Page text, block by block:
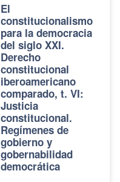
El
constitucionalismo
para la democracia
del siglo XXI.
Derecho
constitucional
iberoamericano
comparado, t. VI:
Justicia
constitucional.
Regímenes de
gobierno y
gobernabilidad
democrática